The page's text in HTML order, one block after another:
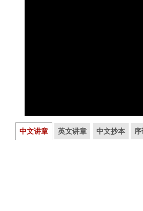
中文讲章 英文讲章 中文抄本